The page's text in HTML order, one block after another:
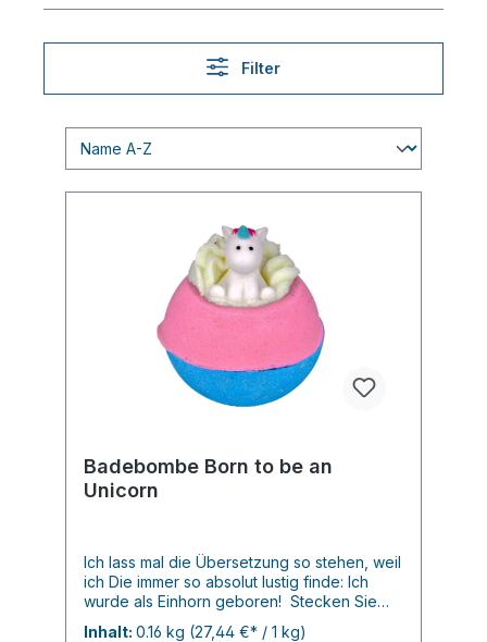
Filter
Badebombe Born to be an
Unicorn
Ich lass mal die Übersetzung so stehen, weil
ich Die immer so absolut lustig finde: Ich
wurde als Einhorn geboren! Stecken Sie
diese magische Schönheit in Ihr Bad und
Inhalt: 0.16 kg (27,44 €* / 1 kg)